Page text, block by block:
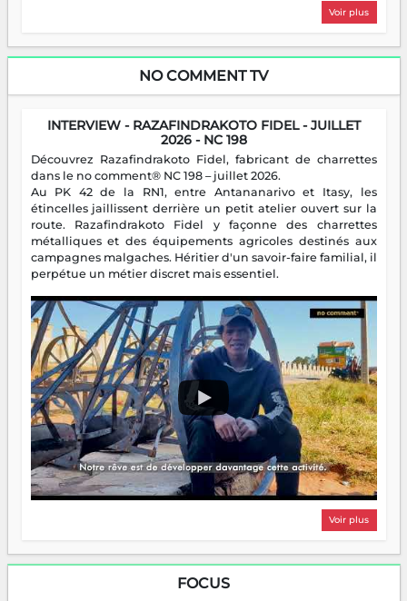
Voir plus
NO COMMENT TV
INTERVIEW - RAZAFINDRAKOTO FIDEL - JUILLET
2026 - NC 198
Découvrez Razafindrakoto Fidel, fabricant de charrettes
dans le no comment® NC 198 – juillet 2026.
Au PK 42 de la RN1, entre Antananarivo et Itasy, les
étincelles jaillissent derrière un petit atelier ouvert sur la
route. Razafindrakoto Fidel y façonne des charrettes
métalliques et des équipements agricoles destinés aux
campagnes malgaches. Héritier d'un savoir-faire familial, il
perpétue un métier discret mais essentiel.
Voir plus
FOCUS